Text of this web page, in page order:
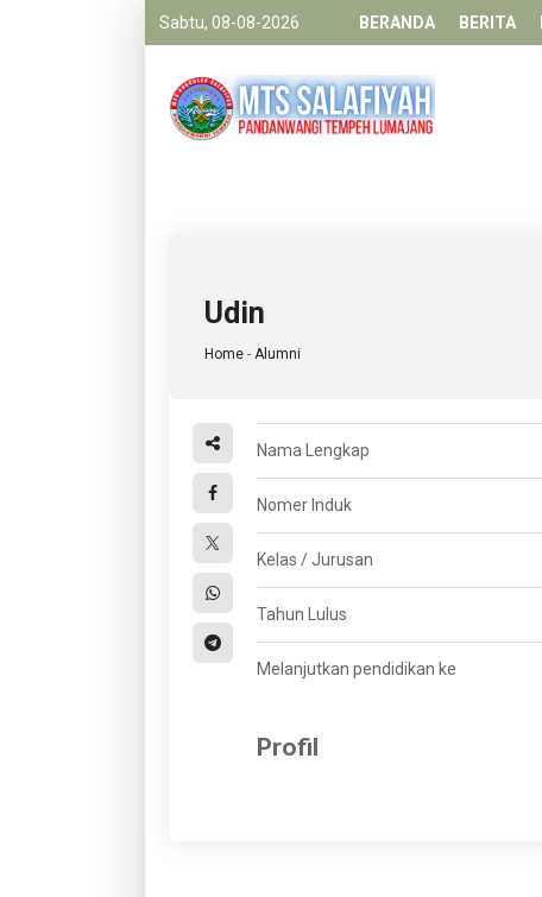
Sabtu, 08-08-2026 BERANDA BERITA
Udin
Home - Alumni
Nama Lengkap
Nomer Induk
Kelas / Jurusan
Tahun Lulus
Melanjutkan pendidikan ke
Profil